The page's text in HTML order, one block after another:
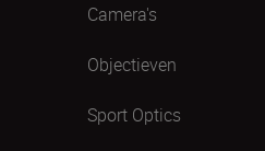
Camera's
Objectieven
Sport Optics